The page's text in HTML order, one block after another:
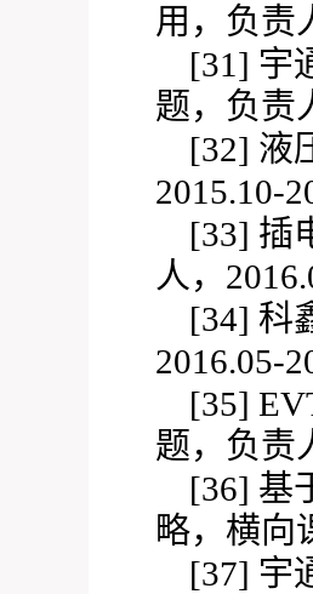
用，负责
[31] 宇
题，负责
[32] 液
2015.10-
[33] 插
人，
[34] 科
2016.05-
[35]
题，负责
[36] 基
略，横向
[37] 宇